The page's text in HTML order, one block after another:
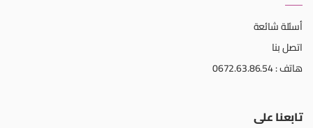
أسئلة شائعة
اتصل بنا
هاتف : 0672.63.86.54
تابعنا على